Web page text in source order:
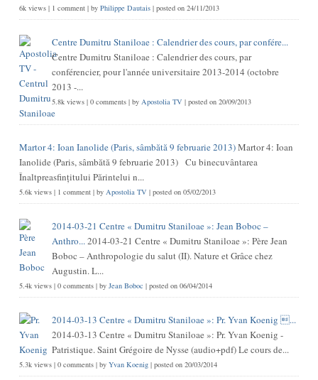
6k views| 1 comment| by Philippe Dautais| posted on 24/11/2013
Centre Dumitru Staniloae : Calendrier des cours, par confére...
Centre Dumitru Staniloae : Calendrier des cours, par
conférencier, pour l'année universitaire 2013-2014 (octobre
2013 -...
5.8k views| 0 comments| by Apostolia TV | posted on 20/09/2013
Martor 4: Ioan Ianolide (Paris, sâmbătă 9 februarie 2013)Martor 4: Ioan
Ianolide (Paris, sâmbătă 9 februarie 2013) Cu binecuvântarea
Înaltpreasfinţitului Părintelui n...
5.6k views| 1 comment| by Apostolia TV | posted on 05/02/2013
2014-03-21 Centre « Dumitru Staniloae »: Jean Boboc –
Anthro...2014-03-21 Centre « Dumitru Staniloae »: Père Jean
Boboc – Anthropologie du salut (II). Nature et Grâce chez
Augustin. L...
5.4k views| 0 comments| by Jean Boboc | posted on 06/04/2014
2014-03-13 Centre « Dumitru Staniloae »: Pr. Yvan Koenig ...
2014-03-13 Centre « Dumitru Staniloae »: Pr. Yvan Koenig -
Patristique. Saint Grégoire de Nysse (audio+pdf) Le cours de...
5.3k views| 0 comments| by Yvan Koenig| posted on 20/03/2014